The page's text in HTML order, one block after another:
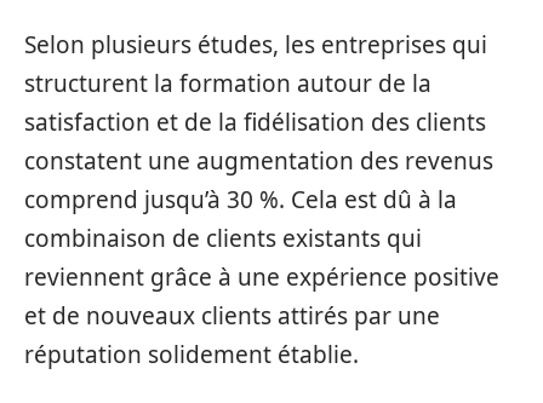
Selon plusieurs études, les entreprises qui
structurent la formation autour de la
satisfaction et de la fidélisation des clients
constatent une augmentation des revenus
comprend jusqu’à 30 %. Cela est dû à la
combinaison de clients existants qui
reviennent grâce à une expérience positive
et de nouveaux clients attirés par une
réputation solidement établie.